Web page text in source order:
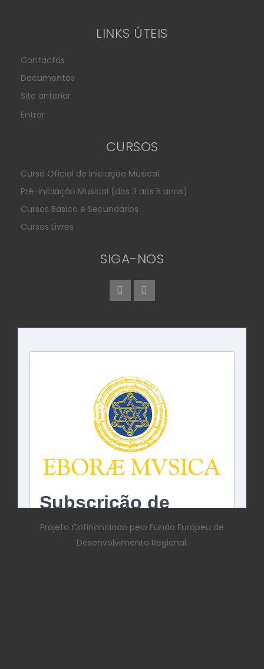
LINKS ÚTEIS
Contactos
Documentos
Site anterior
Entrar
CURSOS
Curso Oficial de Iniciação Musical
Pré-iniciação Musical (dos 3 aos 5 anos)
Cursos Básico e Secundários
Cursos Livres
SIGA-NOS
Projeto Cofinanciado pelo Fundo Europeu de
Desenvolvimento Regional.